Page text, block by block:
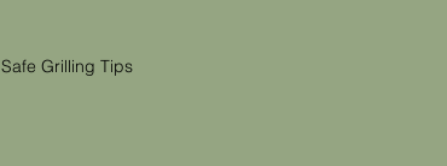
Safe Grilling Tips